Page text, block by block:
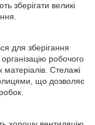
зберігати великі
для зберігання
робочого
Стелажі
що дозволяє